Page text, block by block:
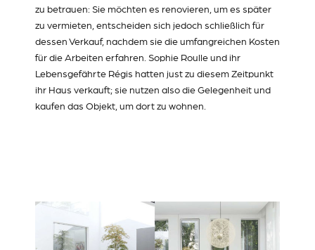
zu betrauen: Sie möchten es renovieren, um es später
zu vermieten, entscheiden sich jedoch schließlich für
dessen Verkauf, nachdem sie die umfangreichen Kosten
für die Arbeiten erfahren. Sophie Roulle und ihr
Lebensgefährte Régis hatten just zu diesem Zeitpunkt
ihr Haus verkauft; sie nutzen also die Gelegenheit und
kaufen das Objekt, um dort zu wohnen.